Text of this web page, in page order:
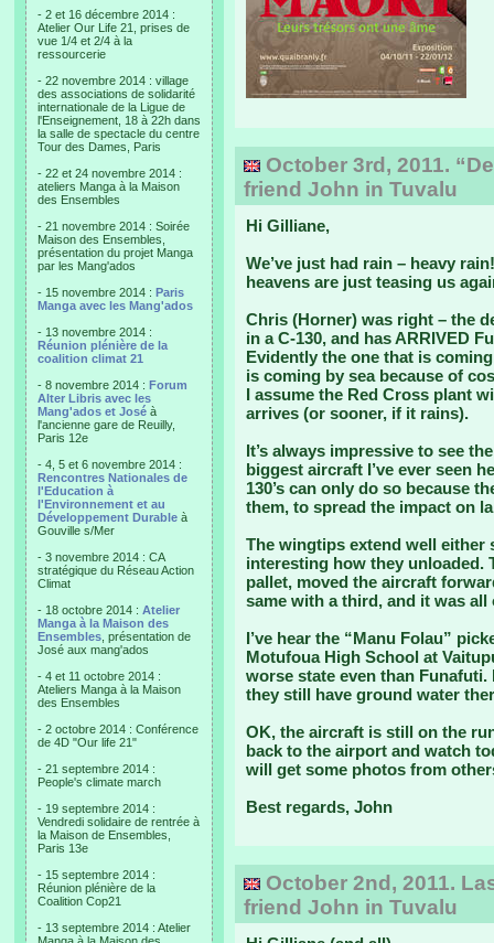
- 2 et 16 décembre 2014 :
Atelier Our Life 21, prises de
vue 1/4 et 2/4 à la
ressourcerie
- 22 novembre 2014 : village
des associations de solidarité
internationale de la Ligue de
l'Enseignement, 18 à 22h dans
la salle de spectacle du centre
Tour des Dames, Paris
- 22 et 24 novembre 2014 :
ateliers Manga à la Maison
des Ensembles
- 21 novembre 2014 : Soirée
Maison des Ensembles,
présentation du projet Manga
par les Mang'ados
- 15 novembre 2014 : Paris
Manga avec les Mang'ados
- 13 novembre 2014 :
Réunion plénière de la
coalition climat 21
- 8 novembre 2014 : Forum
Alter Libris avec les
Mang'ados et José à
l'ancienne gare de Reuilly,
Paris 12e
- 4, 5 et 6 novembre 2014 :
Rencontres Nationales de
l'Education à
l'Environnement et au
Développement Durable à
Gouville s/Mer
- 3 novembre 2014 : CA
stratégique du Réseau Action
Climat
- 18 octobre 2014 : Atelier
Manga à la Maison des
Ensembles , présentation de
José aux mang'ados
- 4 et 11 octobre 2014 :
Ateliers Manga à la Maison
des Ensembles
- 2 octobre 2014 : Conférence
de 4D "Our life 21"
- 21 septembre 2014 :
People's climate march
- 19 septembre 2014 :
Vendredi solidaire de rentrée à
la Maison de Ensembles,
Paris 13e
- 15 septembre 2014 :
Réunion plénière de la
Coalition Cop21
- 13 septembre 2014 : Atelier
October 3rd, 2011.
friend John in Tuvalu
Hi Gilliane,
We’ve just had rain – heavy
heavens are just teasing us
Chris (Horner) was right – the
in a C-130, and has ARRIVED
Evidently the one that is
is coming by sea because of
I assume the Red Cross plant
arrives (or sooner, if it rains).
It’s always impressive to see
biggest aircraft I’ve ever seen
130’s can only do so because
them, to spread the impact on
The wingtips extend well either
interesting how they unloaded.
pallet, moved the aircraft
same with a third, and it was
I’ve hear the “Manu Folau”
Motufoua High School at
worse state even than
they still have ground water
OK, the aircraft is still on the
back to the airport and watch
will get some photos from
Best regards, John
October 2nd, 2011.
friend John in Tuvalu